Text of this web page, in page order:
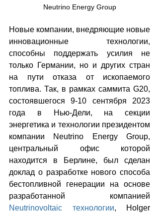
Neutrino Energy Group
Новые компании, внедряющие новые
инновационные технологии,
способны поддержать усилия не
только Германии, но и других стран
на пути отказа от ископаемого
топлива. Так, в рамках саммита G20,
состоявшегося 9-10 сентября 2023
года в Нью-Дели, на секции
энергетика и технологии президентом
компании Neutrino Energy Group,
центральный офис которой
находится в Берлине, был сделан
доклад о разработке нового способа
бестопливной генерации на основе
Neutrinovoltaic технологии, Holger